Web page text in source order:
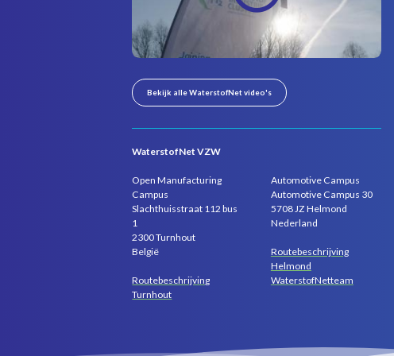
Bekijk alle WaterstofNet video's
WaterstofNet VZW
Open Manufacturing
Campus
Slachthuisstraat 112 bus
1
2300 Turnhout
België
Routebeschrijving
Turnhout
Automotive Campus
Automotive Campus 30
5708 JZ Helmond
Nederland
Routebeschrijving
Helmond
WaterstofNetteam